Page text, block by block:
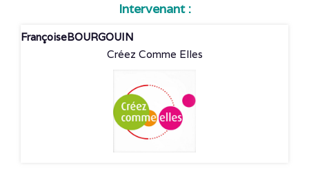
Intervenant :
FrançoiseBOURGOUIN
Créez Comme Elles